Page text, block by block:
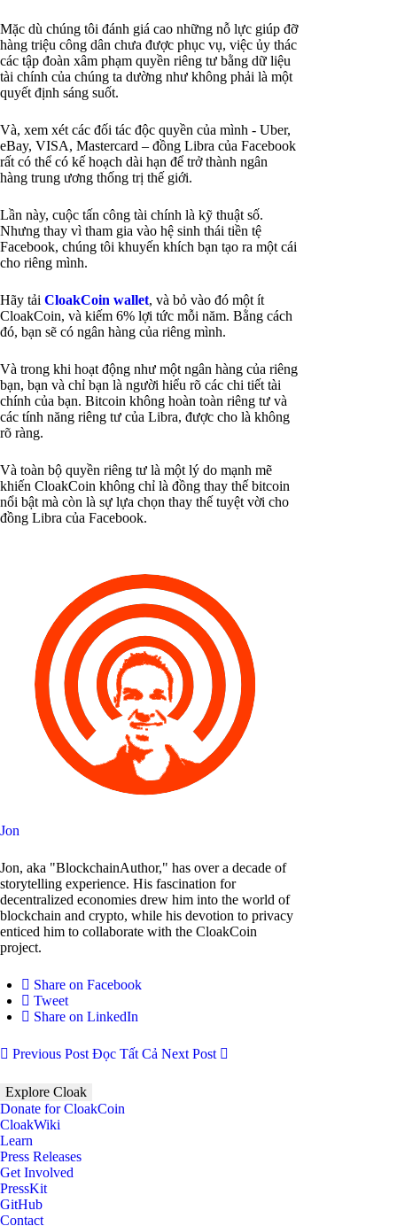
Mặc dù chúng tôi đánh giá cao những nỗ lực giúp đỡ
hàng triệu công dân chưa được phục vụ, việc ủy thác
các tập đoàn xâm phạm quyền riêng tư bằng dữ liệu
tài chính của chúng ta dường như không phải là một
quyết định sáng suốt.
Và, xem xét các đối tác độc quyền của mình - Uber,
eBay, VISA, Mastercard – đồng Libra của Facebook
rất có thể có kế hoạch dài hạn để trở thành ngân
hàng trung ương thống trị thế giới.
Lần này, cuộc tấn công tài chính là kỹ thuật số.
Nhưng thay vì tham gia vào hệ sinh thái tiền tệ
Facebook, chúng tôi khuyến khích bạn tạo ra một cái
cho riêng mình.
Hãy tải CloakCoin wallet, và bỏ vào đó một ít
CloakCoin, và kiếm 6% lợi tức mỗi năm. Bằng cách
đó, bạn sẽ có ngân hàng của riêng mình.
Và trong khi hoạt động như một ngân hàng của riêng
bạn, bạn và chỉ bạn là người hiểu rõ các chi tiết tài
chính của bạn. Bitcoin không hoàn toàn riêng tư và
các tính năng riêng tư của Libra, được cho là không
rõ ràng.
Và toàn bộ quyền riêng tư là một lý do mạnh mẽ
khiến CloakCoin không chỉ là đồng thay thế bitcoin
nổi bật mà còn là sự lựa chọn thay thế tuyệt vời cho
đồng Libra của Facebook.
Jon
Jon, aka "BlockchainAuthor," has over a decade of
storytelling experience. His fascination for
decentralized economies drew him into the world of
blockchain and crypto, while his devotion to privacy
enticed him to collaborate with the CloakCoin
project.
Share on Facebook
Tweet
Share on LinkedIn
Previous Post Đọc Tất Cả Next Post
Explore Cloak
Donate for CloakCoin
CloakWiki
Learn
Press Releases
Get Involved
PressKit
GitHub
Contact